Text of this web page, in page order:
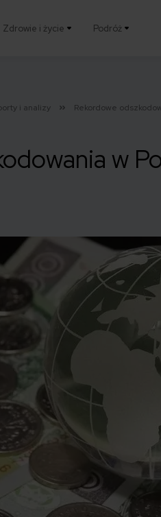
Zdrowie i życie Podróż
i analizy Rekordowe
w